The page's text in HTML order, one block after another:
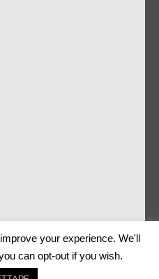
marchi contatti
your experience. We'll
can opt-out if you wish.